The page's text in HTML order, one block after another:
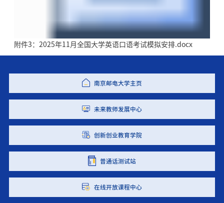
附件3：2025年11月全国大学英语口语考试模拟安排.docx
南京邮电大学主页
未来教师发展中心
创新创业教育学院
普通话测试站
在线开放课程中心